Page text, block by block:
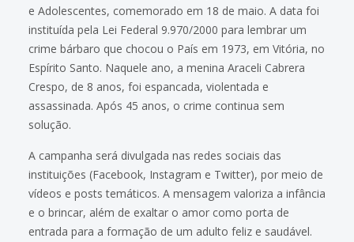
e Adolescentes, comemorado em 18 de maio. A data foi
instituída pela Lei Federal 9.970/2000 para lembrar um
crime bárbaro que chocou o País em 1973, em Vitória, no
Espírito Santo. Naquele ano, a menina Araceli Cabrera
Crespo, de 8 anos, foi espancada, violentada e
assassinada. Após 45 anos, o crime continua sem
solução.
A campanha será divulgada nas redes sociais das
instituições (Facebook, Instagram e Twitter), por meio de
vídeos e posts temáticos. A mensagem valoriza a infância
e o brincar, além de exaltar o amor como porta de
entrada para a formação de um adulto feliz e saudável.